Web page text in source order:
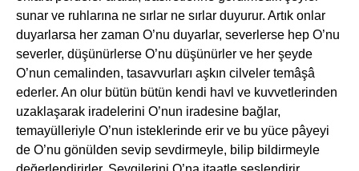
sunar ve ruhlarına ne sırlar ne sırlar duyurur. Artık onlar
duyarlarsa her zaman O’nu duyarlar, severlerse hep O’nu
severler, düşünürlerse O’nu düşünürler ve her şeyde
O’nun cemalinden, tasavvurları aşkın cilveler temâşâ
ederler. An olur bütün bütün kendi havl ve kuvvetlerinden
uzaklaşarak iradelerini O’nun iradesine bağlar,
temayülleriyle O’nun isteklerinde erir ve bu yüce pâyeyi
de O’nu gönülden sevip sevdirmeyle, bilip bildirmeyle